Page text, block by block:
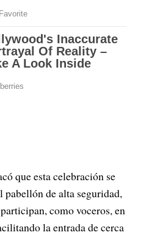
que esta celebración se
pabellón de alta seguridad,
como voceros, en
la entrada de cerca